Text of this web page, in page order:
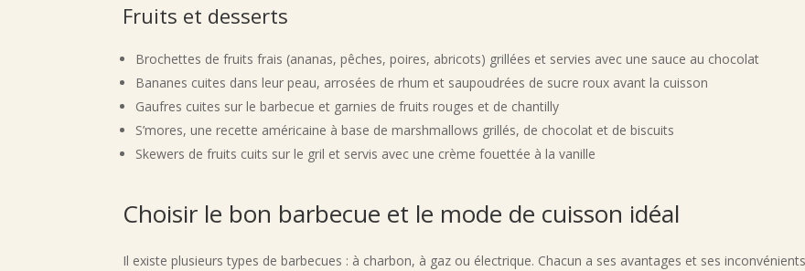
Fruits et desserts
Brochettes de fruits frais (ananas, pêches, poires, abricots) grillées et servies avec une sauce au chocolat
Bananes cuites dans leur peau, arrosées de rhum et saupoudrées de sucre roux avant la cuisson
Gaufres cuites sur le barbecue et garnies de fruits rouges et de chantilly
S’mores, une recette américaine à base de marshmallows grillés, de chocolat et de biscuits
Skewers de fruits cuits sur le gril et servis avec une crème fouettée à la vanille
Choisir le bon barbecue et le mode de cuisson idéal
Il existe plusieurs types de barbecues : à charbon, à gaz ou électrique. Chacun a ses avantages et ses